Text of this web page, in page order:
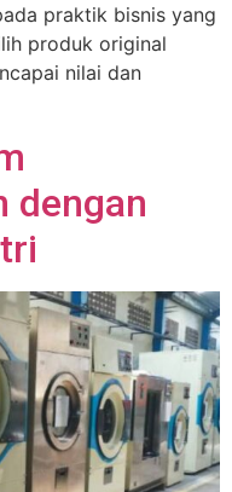
praktik bisnis yang
produk original
nilai dan
dengan